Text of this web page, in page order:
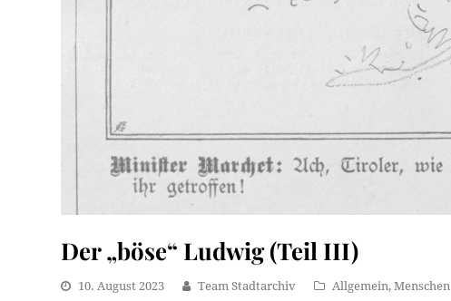
Der „böse“ Ludwig (Teil III)
10. August 2023 Team Stadtarchiv Allgemein,Menschen